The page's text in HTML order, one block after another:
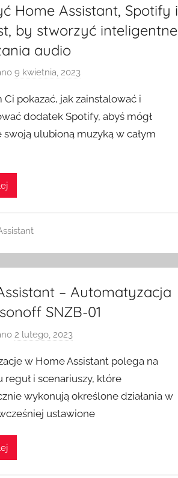
Home Assistant, Spotify i
by stworzyć inteligentne
audio
9 kwietnia, 2023
z
e
z
h
Ci pokazać, jak zainstalować i
dodatek Spotify, abyś mógł
swoją ulubioną muzyką w całym
– Automatyzacja
SNZB-01
2 lutego, 2023
z
e
z
H
w Home Assistant polega na
reguł i scenariuszy, które
wykonują określone działania w
ustawione